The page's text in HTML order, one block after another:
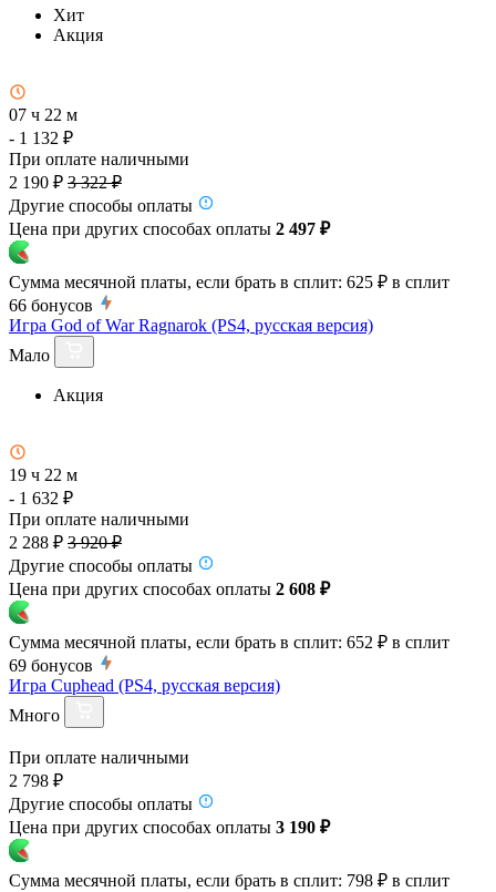
Хит
Акция
07 ч 22 м
- 1 132 ₽
При оплате наличными
2 190 ₽ 3 322 ₽
Другие способы оплаты
Цена при других способах оплаты 2 497 ₽
Сумма месячной платы, если брать в сплит: 625 ₽ в сплит
66 бонусов
Игра God of War Ragnarok (PS4, русская версия)
Мало
Акция
19 ч 22 м
- 1 632 ₽
При оплате наличными
2 288 ₽ 3 920 ₽
Другие способы оплаты
Цена при других способах оплаты 2 608 ₽
Сумма месячной платы, если брать в сплит: 652 ₽ в сплит
69 бонусов
Игра Cuphead (PS4, русская версия)
Много
При оплате наличными
2 798 ₽
Другие способы оплаты
Цена при других способах оплаты 3 190 ₽
Сумма месячной платы, если брать в сплит: 798 ₽ в сплит